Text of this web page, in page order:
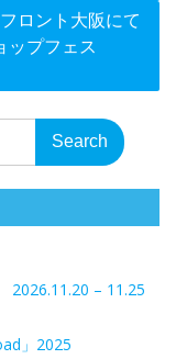
ロント大阪にて
ップフェス
2026.11.20 – 11.25
」2025